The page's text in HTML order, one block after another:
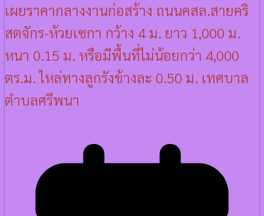
เผยราคากลางงานก่อสร้าง ถนนคสล.สายคริ
สตจักร-ห้วยเซกา กว้าง 4 ม. ยาว 1,000 ม.
หนา 0.15 ม. หรือมีพื้นที่ไม่น้อยกว่า 4,000
ตร.ม. ไหล่ทางลูกรังข้างละ 0.50 ม. เทศบาล
ตำบลศรีพนา